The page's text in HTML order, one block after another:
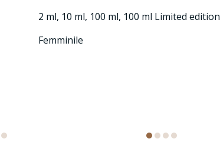
2 ml, 10 ml, 100 ml, 100 ml Limited edition
Femminile